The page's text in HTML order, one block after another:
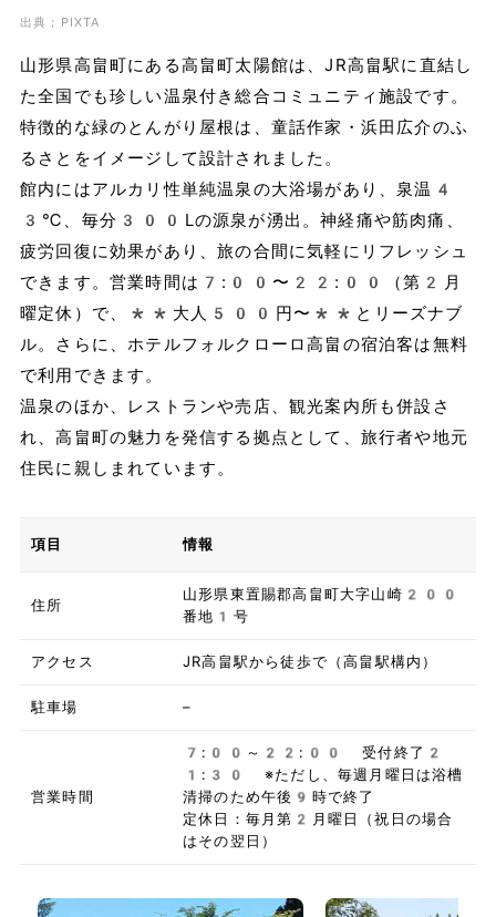
出典；PIXTA
山形県高畠町にある高畠町太陽館は、JR高畠駅に直結し
た全国でも珍しい温泉付き総合コミュニティ施設です。
特徴的な緑のとんがり屋根は、童話作家・浜田広介のふ
るさとをイメージして設計されました。
館内にはアルカリ性単純温泉の大浴場があり、泉温4
3℃、毎分300Lの源泉が湧出。神経痛や筋肉痛、
疲労回復に効果があり、旅の合間に気軽にリフレッシュ
できます。営業時間は7:00〜22:00（第2月
曜定休）で、**大人500円〜**とリーズナブ
ル。さらに、ホテルフォルクローロ高畠の宿泊客は無料
で利用できます。
温泉のほか、レストランや売店、観光案内所も併設さ
れ、高畠町の魅力を発信する拠点として、旅行者や地元
住民に親しまれています。
項目 情報
住所
山形県東置賜郡高畠町大字山崎200
番地1号
アクセス JR高畠駅から徒歩で（高畠駅構内）
駐車場 –
営業時間
7:00～22:00 受付終了2
1:30 ※ただし、毎週月曜日は浴槽
清掃のため午後9時で終了
定休日：毎月第2月曜日（祝日の場合
はその翌日）